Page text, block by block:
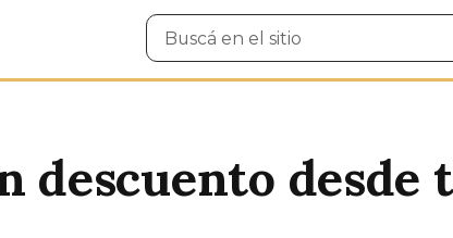
Buscar
en
descuento